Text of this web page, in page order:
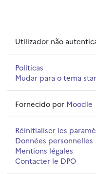
Utilizador não
Políticas
Mudar para o tema
Fornecido por Moodle
Réinitialiser les
Données personnelles
Mentions légales
Contacter le DPO